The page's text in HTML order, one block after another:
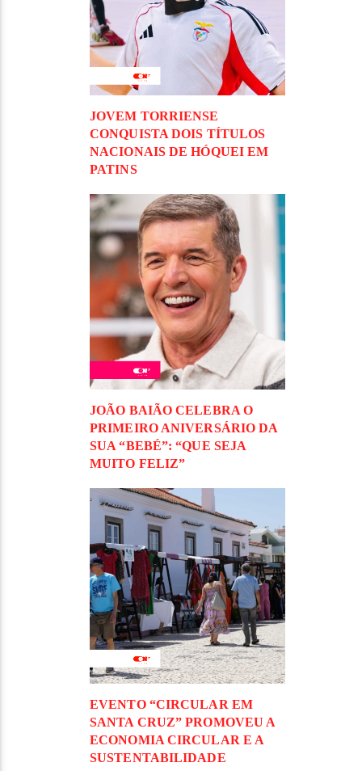
JOVEM TORRIENSE
CONQUISTA DOIS TÍTULOS
NACIONAIS DE HÓQUEI EM
PATINS
JOÃO BAIÃO CELEBRA O
PRIMEIRO ANIVERSÁRIO DA
SUA “BEBÉ”: “QUE SEJA
MUITO FELIZ”
EVENTO “CIRCULAR EM
SANTA CRUZ” PROMOVEU A
ECONOMIA CIRCULAR E A
SUSTENTABILIDADE